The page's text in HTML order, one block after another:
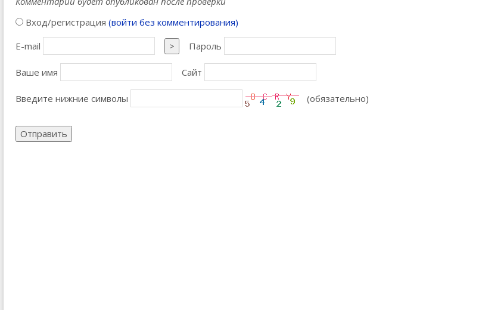
Вход/регистрация (войти без комментирования)
E-mail
> Пароль
Ваше имя Сайт
Введите нижние символы (обязательно)
Отправить